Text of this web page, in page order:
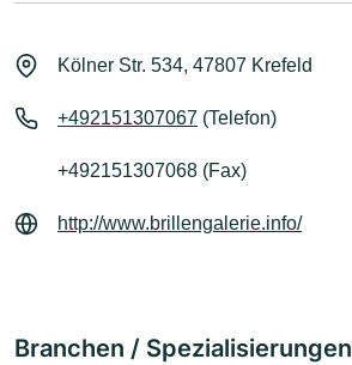
Kölner Str. 534, 47807 Krefeld
+492151307067 (Telefon)
+492151307068 (Fax)
http://www.brillengalerie.info/
Branchen / Spezialisierungen